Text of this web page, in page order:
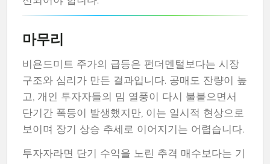
마무리
비욘드미트 주가의 급등은 펀더멘털보다는 시장
구조와 심리가 만든 결과입니다. 공매도 잔량이 높
고, 개인 투자자들의 밈 열풍이 다시 불붙으면서
단기간 폭등이 발생했지만, 이는 일시적 현상으로
보이며 장기 상승 추세로 이어지기는 어렵습니다.
투자자라면 단기 수익을 노린 추격 매수보다는 기